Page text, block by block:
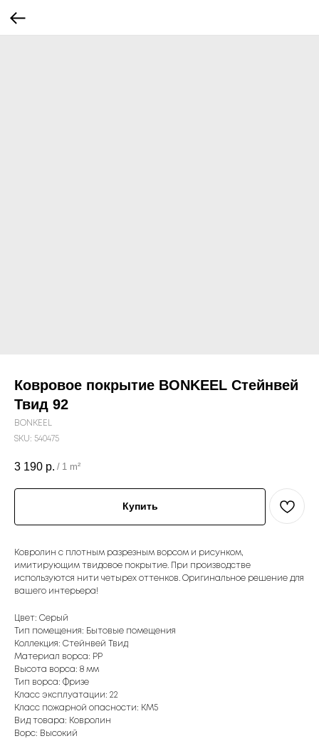
Ковровое покрытие BONKEEL Стейнвей
Твид 92
BONKEEL
SKU: 540475
3 190 р. / 1 m²
Купить
Ковролин с плотным разрезным ворсом и рисунком,
имитирующим твидовое покрытие. При производстве
используются нити четырех оттенков. Оригинальное решение для
вашего интерьера!
Цвет: Серый
Тип помещения: Бытовые помещения
Коллекция: Стейнвей Твид
Материал ворса: PP
Высота ворса: 8 мм
Тип ворса: Фризе
Класс эксплуатации: 22
Класс пожарной опасности: КМ5
Вид товара: Ковролин
Ворс: Высокий